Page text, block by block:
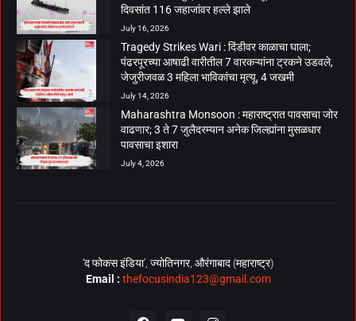
दिवसांत 116 जहाजांवर हल्ले झाले
July 16, 2026
Tragedy Strikes Wari : दिंडीवर काळाचा घाला;
पंढरपूरच्या आषाढी वारीतील 7 वारकऱ्यांना ट्रकने उडवले,
जेजुरीजवळ 3 महिला भाविकांचा मृत्यू, 4 जखमी
July 14, 2026
Maharashtra Monsoon : महाराष्ट्रात पावसाचा जोर
वाढणार; 3 ते 7 जुलैदरम्यान अनेक जिल्ह्यांना मुसळधार
पावसाचा इशारा
July 4, 2026
‘द फोकस इंडिया’, ज्योतिनगर, औरंगाबाद (महाराष्ट्र)
Email : thefocusindia123@gmail.com